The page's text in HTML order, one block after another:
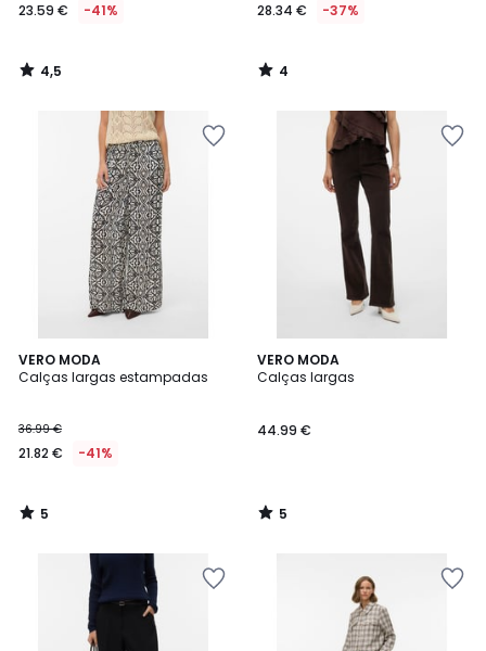
23.59 € -41%
4,5
/
28.34 € -37%
4
/
VERO MODA
Calças largas estampadas
36.99 €
21.82 € -41%
5
/
5
/
VERO MODA
Calças largas
44.99 €
5
/
5
/